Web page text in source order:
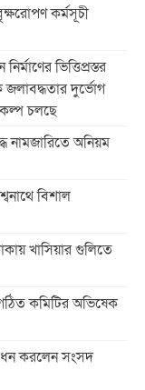
কর্মসূচী
ভিত্তিপ্রস্তর
জলাবদ্ধতার দুর্ভোগ
চলছে
নামজারিতে অনিয়ম
বিশাল
খাসিয়ার গুলিতে
কমিটির অভিষেক
করলেন সংসদ